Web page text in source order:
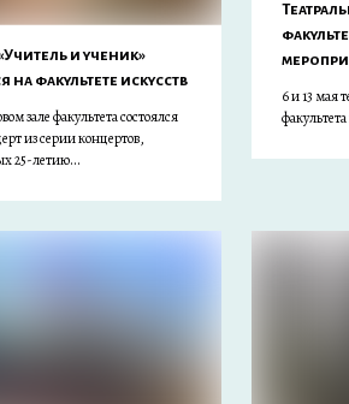
и ученик»
на факультете искусств
зале факультета состоялся
из серии концертов,
25-летию...
6 и 13 мая